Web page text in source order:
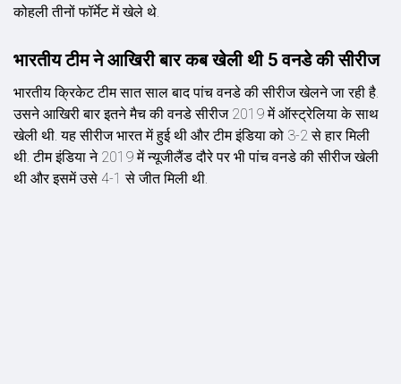
कोहली तीनों फॉर्मेट में खेले थे.
भारतीय टीम ने आखिरी बार कब खेली थी 5 वनडे की सीरीज
भारतीय क्रिकेट टीम सात साल बाद पांच वनडे की सीरीज खेलने जा रही है.
उसने आखिरी बार इतने मैच की वनडे सीरीज 2019 में ऑस्ट्रेलिया के साथ
खेली थी. यह सीरीज भारत में हुई थी और टीम इंडिया को 3-2 से हार मिली
थी. टीम इंडिया ने 2019 में न्यूजीलैंड दौरे पर भी पांच वनडे की सीरीज खेली
थी और इसमें उसे 4-1 से जीत मिली थी.